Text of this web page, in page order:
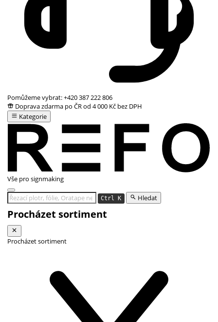
Pomůžeme vybrat:+420 387 222 806
Doprava zdarma po ČR od 4 000 Kč bez DPH
Kategorie
Vše pro signmaking
Ctrl K Hledat
Procházet sortiment
Procházet sortiment